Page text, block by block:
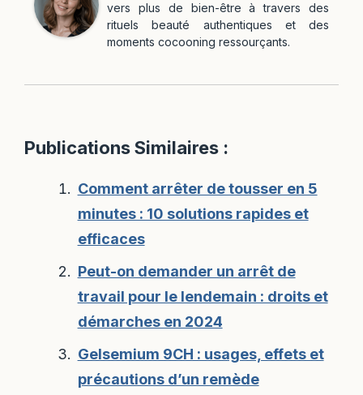
vers plus de bien-être à travers des
rituels beauté authentiques et des
moments cocooning ressourçants.
Publications Similaires :
Comment arrêter de tousser en 5
minutes : 10 solutions rapides et
efficaces
Peut-on demander un arrêt de
travail pour le lendemain : droits et
démarches en 2024
Gelsemium 9CH : usages, effets et
précautions d’un remède